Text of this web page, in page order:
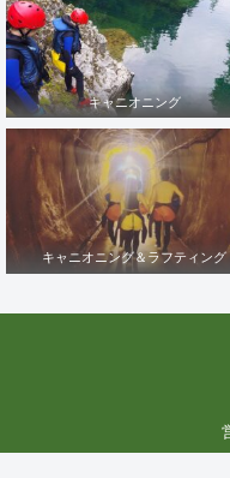
キャニオニング
キャニオニング＆ラフティング